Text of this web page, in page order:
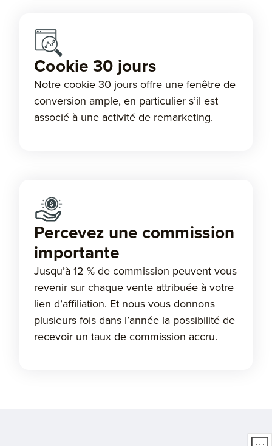
Cookie 30 jours
Notre cookie 30 jours offre une fenêtre de
conversion ample, en particulier s’il est
associé à une activité de remarketing.
Percevez une commission
importante
Jusqu’à 12 % de commission peuvent vous
revenir sur chaque vente attribuée à votre
lien d’affiliation. Et nous vous donnons
plusieurs fois dans l’année la possibilité de
recevoir un taux de commission accru.